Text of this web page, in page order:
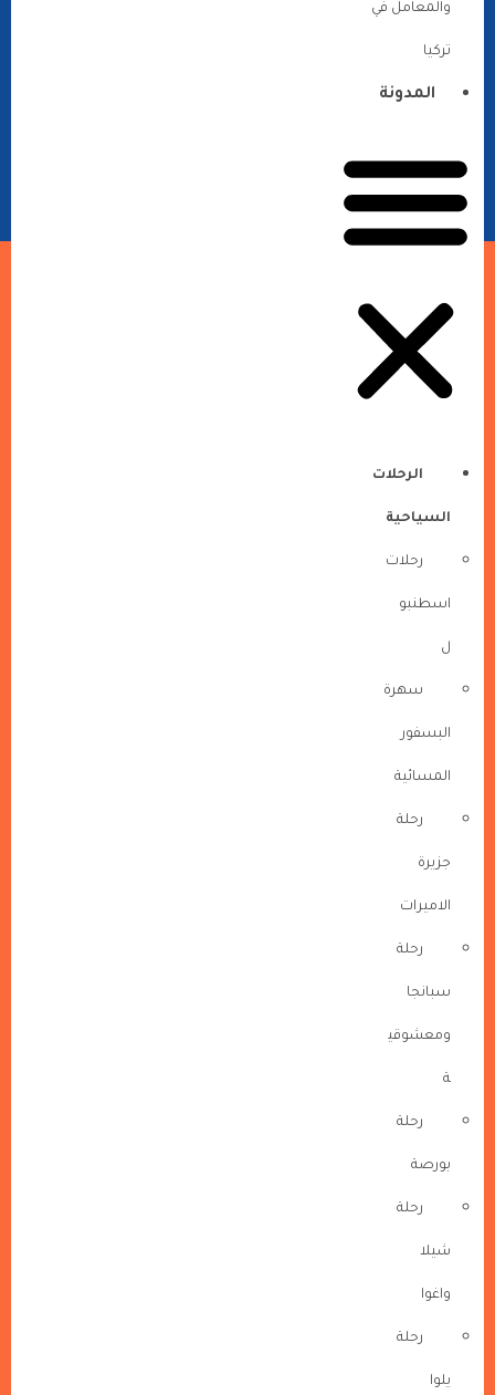
والمعامل في
تركيا
المدونة
الرحلات
السياحية
رحلات
اسطنبو
ل
سهرة
البسفور
المسائية
رحلة
جزيرة
الاميرات
رحلة
سبانجا
ومعشوقي
ة
رحلة
بورصة
رحلة
شيلا
واغوا
رحلة
يلوا